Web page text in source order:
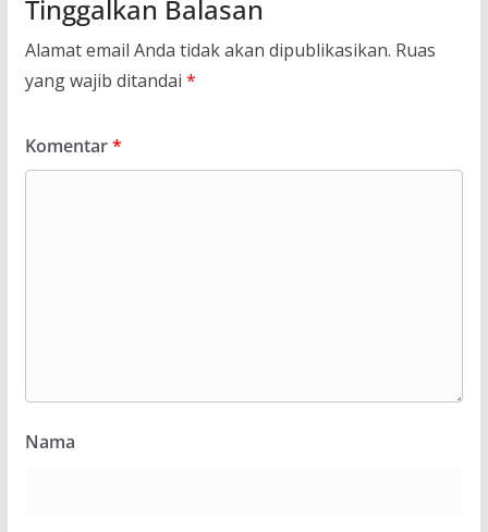
Tinggalkan Balasan
Alamat email Anda tidak akan dipublikasikan. Ruas
yang wajib ditandai *
Komentar*
Nama